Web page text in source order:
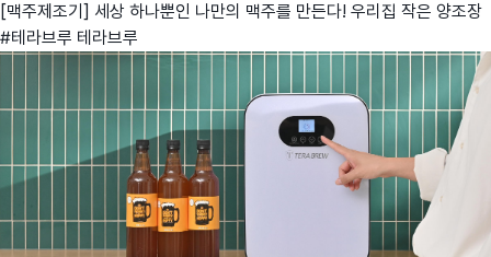
[맥주제조기] 세상 하나뿐인 나만의 맥주를 만든다! 우리집 작은 양조장
#테라브루 테라브루